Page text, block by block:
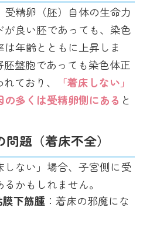
精卵（胚）自体の生命力
良い胚であっても、染色
年齢とともに上昇しま
盤胞であっても染色体正
ており、
「着床しない」
の多くは受精卵側にある と
題（着床不全）
しない」場合、子宮側に受
かもしれません。
下筋腫：着床の邪魔にな